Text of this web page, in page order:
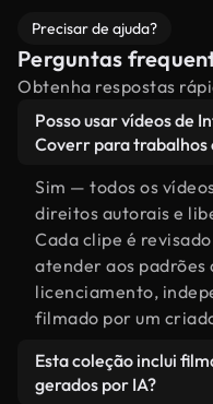
Precisar de ajuda?
Perguntas
Obtenha respostas
Posso usar vídeos de
Coverr para trabalhos
Sim — todos os
direitos autorais e
Cada clipe é
atender aos padrões
licenciamento,
filmado por um
Esta coleção inclui
gerados por IA?